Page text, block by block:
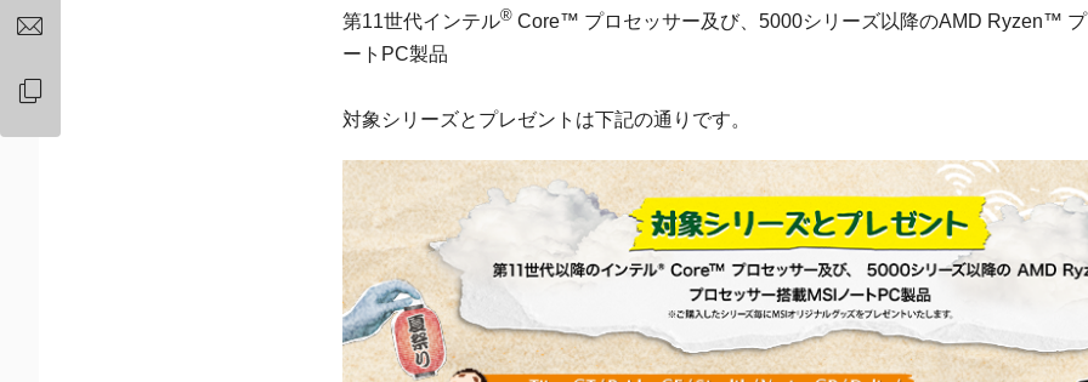
第11世代インテル® Core™ プロセッサー及び、5000シリーズ以降のAMD Ryzen™
ートPC製品
対象シリーズとプレゼントは下記の通りです。